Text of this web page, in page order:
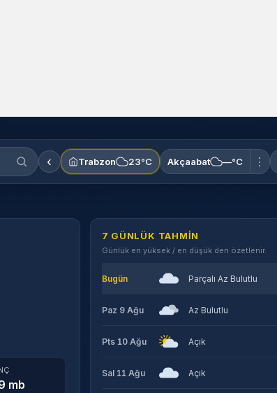
‹ Trabzon 23°C Akçaabat —°C ⋮
mb
7 GÜNLÜK TAHMIN
Günlük en yüksek / en düşük den özetlenir.
Bugün Parçalı Az Bulutlu
Paz 9 Ağu Az Bulutlu
Pts 10 Ağu Açık
Sal 11 Ağu Açık